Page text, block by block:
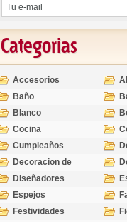
Categorias
Accesorios
Baño
Blanco
Cocina
Cumpleaños
Decoracion de
Interiores
Diseñadores
Espejos
Festividades